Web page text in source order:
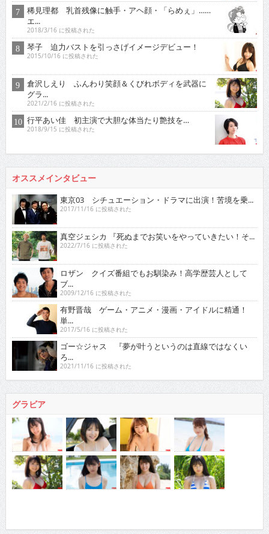
稀見理都 乳首残像に触手・アヘ顔・「らめぇ」……
エ...
2018/3/16 に投稿された
琴子 迫力バストを引っさげイメージデビュー！
2015/10/16 に投稿された
倉沢しえり ふんわり笑顔＆くびれボディを武器に
グラ...
2021/2/16 に投稿された
行平あい佳 初主演で大胆な体当たり艶技を…
2018/9/15 に投稿された
オススメインタビュー
東京03 シチュエーション・ドラマに出演！苦境を乗...
2017/11/16 に投稿された
真空ジェシカ 『死ぬまでお笑いをやっていきたい！そ...
2022/7/16 に投稿された
ロザン クイズ番組でもお馴染み！高学歴芸人として
ブ...
2009/12/16 に投稿された
有野晋哉 ゲーム・アニメ・漫画・アイドルに精通！
単...
2017/5/16 に投稿された
ゴー☆ジャス 『夢が叶うというのは直線ではなくい
ろ...
2021/11/16 に投稿された
グラビア